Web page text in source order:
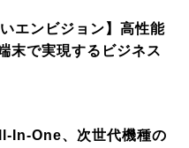
エンビジョン】高性能
末で実現するビジネス
In-One、次世代機種の